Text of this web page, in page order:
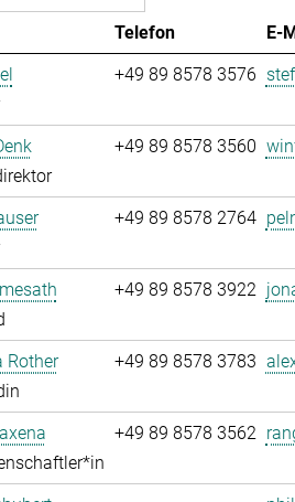
Telefon E-
+49 89 8578 3576
+49 89 8578 3560
+49 89 8578 2764
+49 89 8578 3922
Rother
+49 89 8578 3783
+49 89 8578 3562